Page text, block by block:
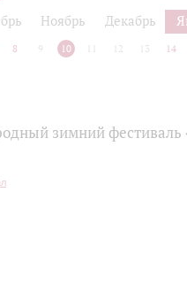
Ноябрь Декабрь
8 9 10 12 13 14
зимний фестиваль